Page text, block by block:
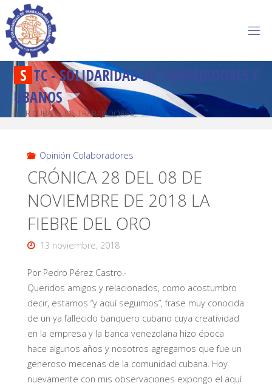
S TC-SOLIDARIDADD R A BAJADORES C
U BANOS
POR CUBA Y LOS TRABAJADORES
Opinión Colaboradores
CRÓNICA 28 DEL 08 DE
NOVIEMBRE DE 2018 LA
FIEBRE DEL ORO
13 noviembre, 2018
Por Pedro Pérez Castro.-
Queridos amigos y relacionados, como acostumbro
decir, estamos “y aquí seguimos”, frase muy conocida
de un ya fallecido banquero cubano cuya creatividad
en la empresa y la banca venezolana hizo época
hace algunos años y nosotros agregamos que fue un
generoso mecenas de la comunidad cubana. Hoy
nuevamente con mis observaciones expongo el aquí